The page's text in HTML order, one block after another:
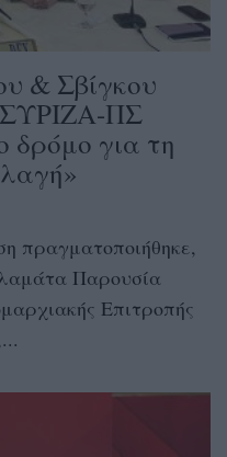
& Σβίγκου
ΠΣ
δρόμο για τη
πραγματοποιήθηκε,
Παρουσία
Επιτροπής